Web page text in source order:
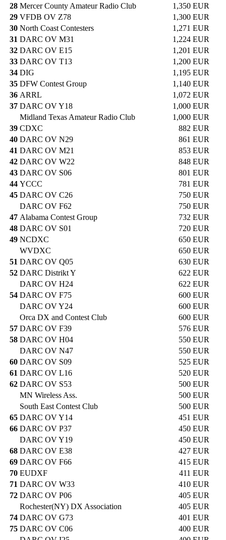
28 Mercer County Amateur Radio Club
1,350 EUR
29 VFDB OV Z78
1,300 EUR
30 North Coast Contesters
1,271 EUR
31 DARC OV M31
1,224 EUR
32 DARC OV E15
1,201 EUR
33 DARC OV T13
1,200 EUR
34 DIG
1,195 EUR
35 DFW Contest Group
1,140 EUR
36 ARRL
1,072 EUR
37 DARC OV Y18
1,000 EUR
Midland Texas Amateur Radio Club
1,000 EUR
39 CDXC
882 EUR
40 DARC OV N29
861 EUR
41 DARC OV M21
853 EUR
42 DARC OV W22
848 EUR
43 DARC OV S06
801 EUR
44 YCCC
781 EUR
45 DARC OV C26
750 EUR
DARC OV F62
750 EUR
47 Alabama Contest Group
732 EUR
48 DARC OV S01
720 EUR
49 NCDXC
650 EUR
WVDXC
650 EUR
51 DARC OV Q05
630 EUR
52 DARC Distrikt Y
622 EUR
DARC OV H24
622 EUR
54 DARC OV F75
600 EUR
DARC OV Y24
600 EUR
Orca DX and Contest Club
600 EUR
57 DARC OV F39
576 EUR
58 DARC OV H04
550 EUR
DARC OV N47
550 EUR
60 DARC OV S09
525 EUR
61 DARC OV L16
520 EUR
62 DARC OV S53
500 EUR
MN Wireless Ass.
500 EUR
South East Contest Club
500 EUR
65 DARC OV Y14
451 EUR
66 DARC OV P37
450 EUR
DARC OV Y19
450 EUR
68 DARC OV E38
427 EUR
69 DARC OV F66
415 EUR
70 EUDXF
411 EUR
71 DARC OV W33
410 EUR
72 DARC OV P06
405 EUR
Rochester(NY) DX Association
405 EUR
74 DARC OV G73
401 EUR
75 DARC OV C06
400 EUR